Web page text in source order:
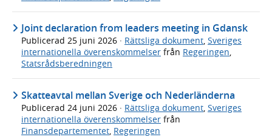
Joint declaration from leaders meeting in Gdansk
Publicerad 25 juni 2026 · Rättsliga dokument, Sveriges
internationella överenskommelser från Regeringen,
Statsrådsberedningen
Skatteavtal mellan Sverige och Nederländerna
Publicerad 24 juni 2026 · Rättsliga dokument, Sveriges
internationella överenskommelser från
Finansdepartementet, Regeringen